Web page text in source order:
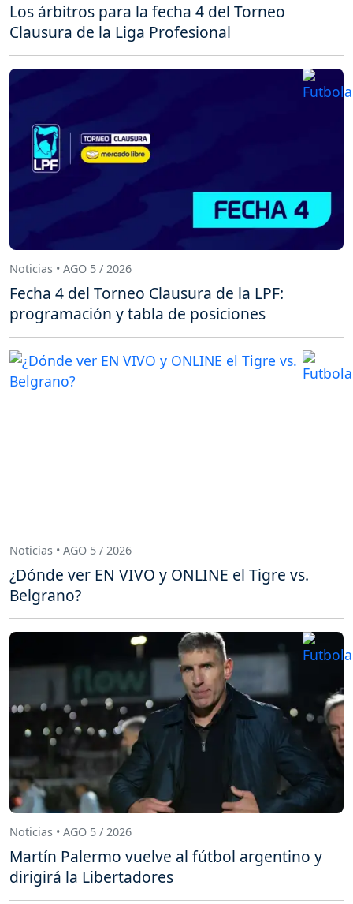
Los árbitros para la fecha 4 del Torneo
Clausura de la Liga Profesional
Noticias • AGO 5 / 2026
Fecha 4 del Torneo Clausura de la LPF:
programación y tabla de posiciones
Noticias • AGO 5 / 2026
¿Dónde ver EN VIVO y ONLINE el Tigre vs.
Belgrano?
Noticias • AGO 5 / 2026
Martín Palermo vuelve al fútbol argentino y
dirigirá la Libertadores